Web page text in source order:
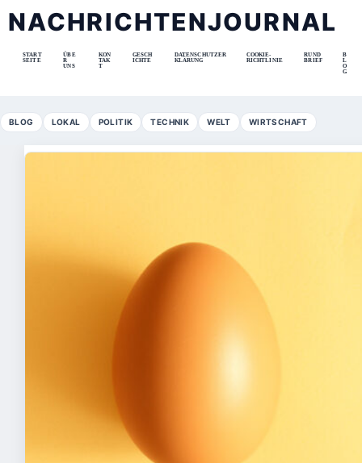
NACHRICHTENJOURNAL
START
SEITE
ÜBE
R
UNS
KON
TAK
T
GESCH
ICHTE
DATENSCHUTZER
KLÄRUNG
COOKIE-
RICHTLINIE
RUND
BRIEF
B
L
O
G
BLOG LOKAL POLITIK TECHNIK WELT WIRTSCHAFT